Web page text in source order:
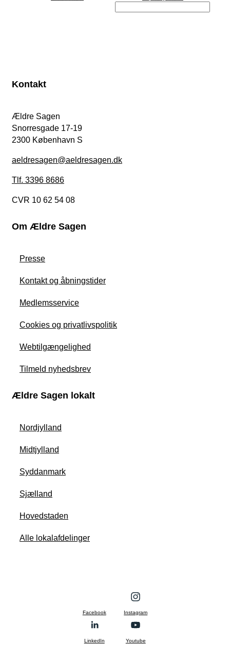
Kontakt
Ældre Sagen
Snorresgade 17-19
2300 København S
aeldresagen@aeldresagen.dk
Tlf. 3396 8686
CVR 10 62 54 08
Om Ældre Sagen
Presse
Kontakt og åbningstider
Medlemsservice
Cookies og privatlivspolitik
Webtilgængelighed
Tilmeld nyhedsbrev
Ældre Sagen lokalt
Nordjylland
Midtjylland
Syddanmark
Sjælland
Hovedstaden
Alle lokalafdelinger
Facebook Instagram
LinkedIn Youtube